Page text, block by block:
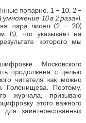
попарно: 1 – 10; 2 –
умножение 10 в 2 раза»).
пара чисел (2 – 20)
(\), что указывает на
которого мы
Московского
продолжена с целью
читателя как можно
Голенищева. Поэтому,
журнала, призываю
этого важного
заинтересованных